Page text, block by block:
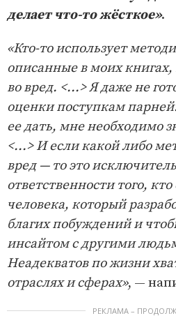
делает что-то жёсткое».
«Кто-то использует
описанные в моих книгах,
во вред. <...> Я даже не
оценки поступкам
ее дать, мне необходимо
<...> И если какой либо
вред — то это
ответственности того,
человека, который
благих побуждений и
инсайтом с другими
Неадекватов по жизни
отраслях и сферах», —
РЕКЛАМА –